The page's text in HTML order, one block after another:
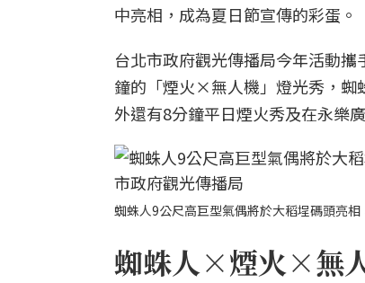
中亮相，成為夏日節宣傳的彩蛋。
台北市政府觀光傳播局今年活動
鐘的「煙火×無人機」燈光秀，蜘
外還有8分鐘平日煙火秀及在永樂
蜘蛛人9公尺高巨型氣偶將於大稻埕碼頭亮
蜘蛛人×煙火×無